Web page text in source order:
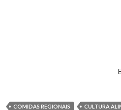
COMIDAS REGIONAIS
CULTURA